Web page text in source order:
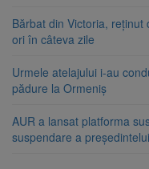
Bărbat din Victoria,
ori în câteva zile
Urmele atelajului i-au
pădure la Ormeniș
AUR a lansat platforma
suspendare a